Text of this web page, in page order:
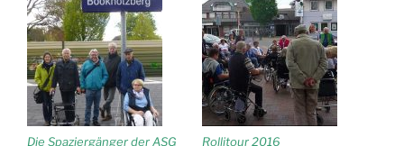
Die Spaziergänger der ASG Rollitour 2016